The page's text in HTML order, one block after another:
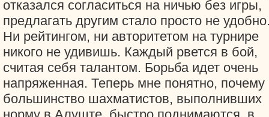
отказался согласиться на ничью без игры,
предлагать другим стало просто не
Ни рейтингом, ни авторитетом на турнире
никого не удивишь. Каждый рвется в бой,
считая себя талантом. Борьба идет очень
напряженная. Теперь мне понятно, почему
большинство шахматистов, выполнивших